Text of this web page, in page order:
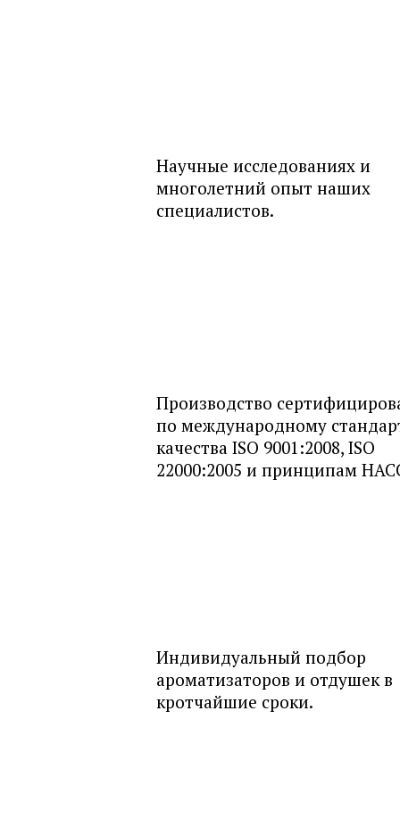
Научные исследованиях и
многолетний опыт наших
специалистов.
Производство
по международному
качества ISO 9001:2008, ISO
22000:2005 и принципам
Индивидуальный подбор
ароматизаторов и отдушек в
кротчайшие сроки.